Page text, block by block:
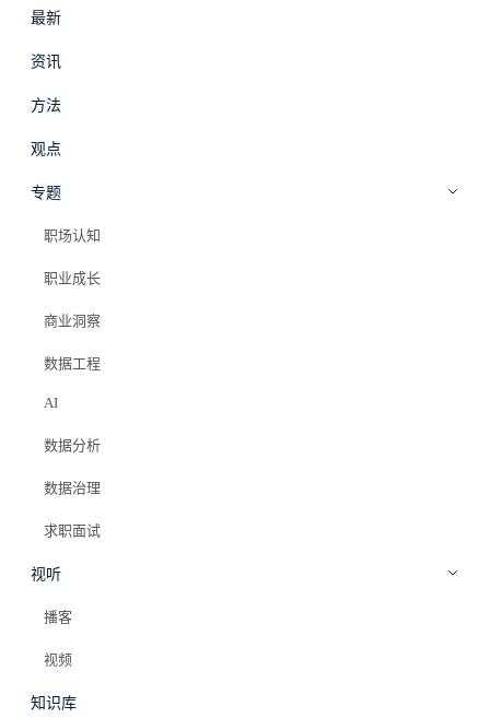
最新
资讯
方法
观点
专题
职场认知
职业成长
商业洞察
数据工程
AI
数据分析
数据治理
求职面试
视听
播客
视频
知识库
AI ·观点
报表以后可能不是给人看的，而是给
AI 调用的
Elazer (石头)
2026年7月1日
#ai 问数 #语义层